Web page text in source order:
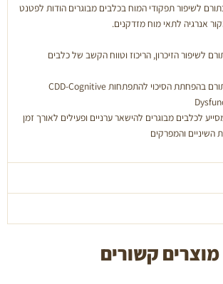
לשיפור תפקודי המוח בכלבים מבוגרים הודות לפטנט
לשיפור הזיכרון, הריכוז וטווח הקשב של כלבים
הוכח מדעית כתורם בהפחתת הסיכוי להתפתחות CDD-Cognitive
לכלבים מבוגרים להישאר ערניים ופעילים לאורך זמן
השיניים והמפרקים
מוצרים קשורים